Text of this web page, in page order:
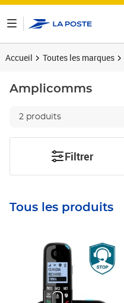
Accueil Toutes les marques
Amplicomms
2 produits
Filtrer
Tous les produits
Prix 79,39€